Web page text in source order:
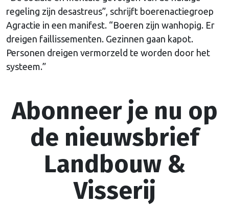
regeling zijn desastreus”, schrijft boerenactiegroep
Agractie in een manifest. “Boeren zijn wanhopig. Er
dreigen faillissementen. Gezinnen gaan kapot.
Personen dreigen vermorzeld te worden door het
systeem.”
Abonneer je nu op
de nieuwsbrief
Landbouw &
Visserij